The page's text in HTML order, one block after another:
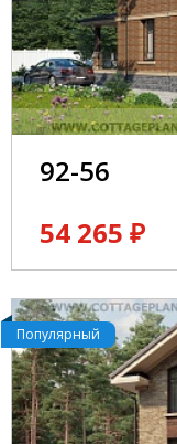
92-56
54 265 ₽
Популярный